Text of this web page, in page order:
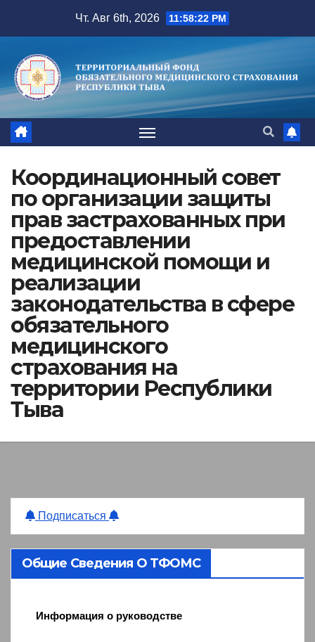
содержимому
Чт. Авг 6th, 2026 11:58:23 PM
Координационный совет
по организации защиты
прав застрахованных при
предоставлении
медицинской помощи и
реализации
законодательства в сфере
обязательного
медицинского
страхования на
территории Республики
Тыва
Подписаться
Общие Сведения О ТФОМС
Информация о руководстве